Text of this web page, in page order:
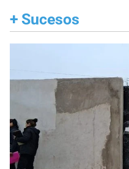
+ Sucesos